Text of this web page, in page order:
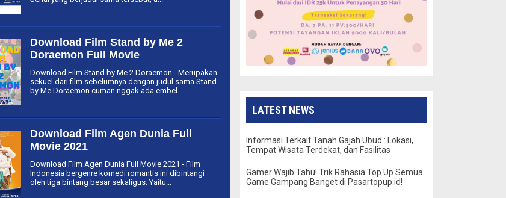
Download Film Stand by Me 2
Doraemon Full Movie
Download Film Stand by Me 2 Doraemon - Merupakan
sekuel dari film sebelumnya dengan judul sama Stand
by Me Doraemon cuman nggak ada embel-...
Download Film Agen Dunia Full
Movie 2021
Download Film Agen Dunia Full Movie 2021 - Film
Indonesia bergenre komedi romantis ini dibintangi
oleh tiga bintang besar sekaligus. Yaitu...
LATEST NEWS
Informasi Terkait Tanah Gajah Ubud : Lokasi,
Tempat Wisata Terdekat, dan Fasilitas
Gamer Wajib Tahu! Trik Rahasia Top Up Semua
Game Gampang Banget di Pasartopup.id!